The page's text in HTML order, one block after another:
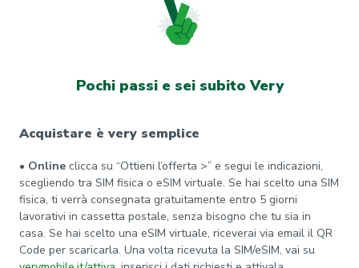
Pochi passi e sei subito Very
Acquistare è very semplice
• Online clicca su “Ottieni l’offerta >” e segui le indicazioni,
scegliendo tra SIM fisica o eSIM virtuale. Se hai scelto una SIM
fisica, ti verrà consegnata gratuitamente entro 5 giorni
lavorativi in cassetta postale, senza bisogno che tu sia in
casa. Se hai scelto una eSIM virtuale, riceverai via email il QR
Code per scaricarla. Una volta ricevuta la SIM/eSIM, vai su